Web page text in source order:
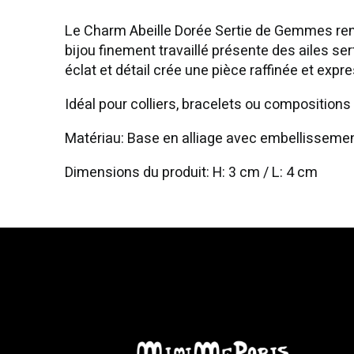
Le Charm Abeille Dorée Sertie de Gemmes
bijou finement travaillé présente des ailes
éclat et détail crée une pièce raffinée et
Idéal pour colliers, bracelets ou
Matériau: Base en alliage avec
Dimensions du produit: H: 3 cm / L: 4 cm